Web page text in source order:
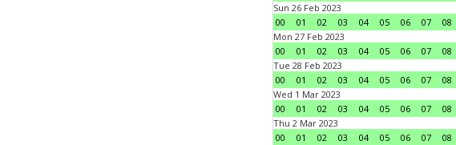
Sun 26 Feb 2023
00
01 02 03 04 05 06 07 08
Mon 27 Feb 2023
00
01 02 03 04 05 06 07 08
Tue 28 Feb 2023
00
01 02 03 04 05 06 07 08
Wed 1 Mar 2023
00
01 02 03 04 05 06 07 08
Thu 2 Mar 2023
00
01 02 03 04 05 06 07 08